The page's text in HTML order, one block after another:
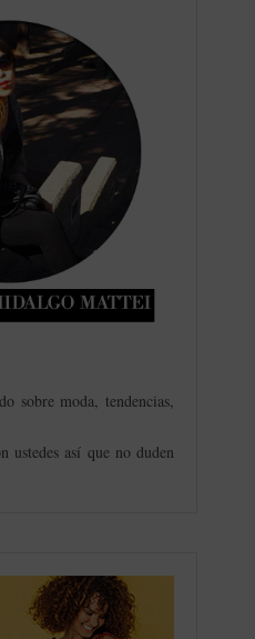
sobre moda, tendencias,
ustedes así que no duden